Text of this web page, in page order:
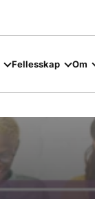
Fellesskap Om